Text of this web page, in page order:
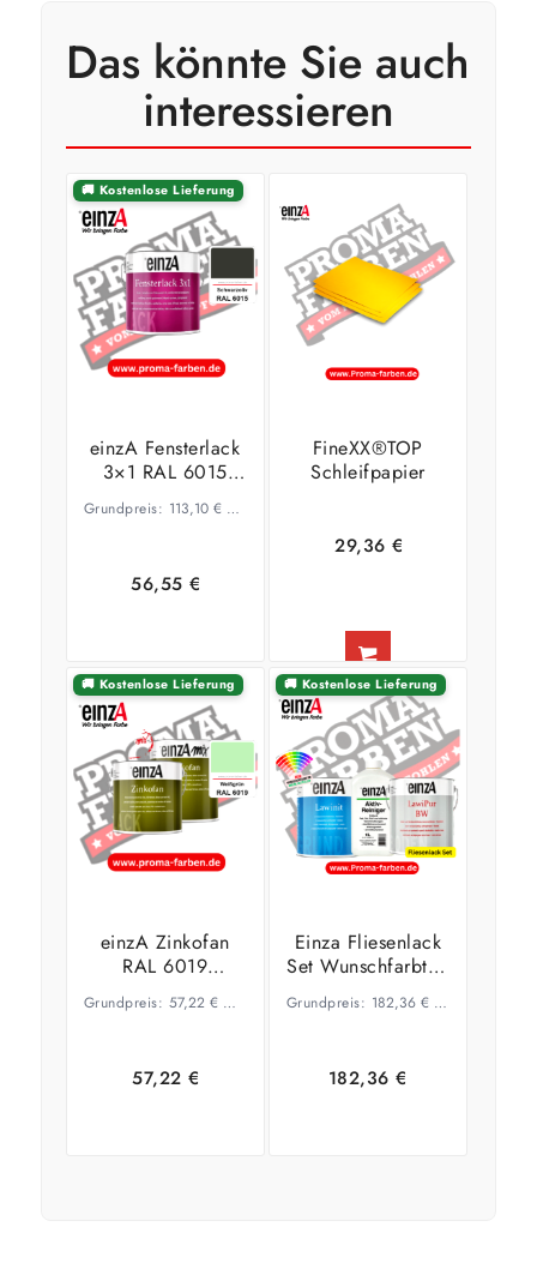
Das könnte Sie auch
interessieren
🚚 Kostenlose Lieferung
einzA Fensterlack
3×1 RAL 6015
Schwarzoliv
Grundpreis: 113,10 €–
56,55€
FineXX®TOP
Schleifpapier
29,36€
🚚 Kostenlose Lieferung
einzA Zinkofan
RAL 6019
Weißgrün
Grundpreis: 57,22 €– €/l
57,22€
🚚 Kostenlose Lieferung
Einza Fliesenlack
Set Wunschfarbton
1,00 Liter für ca.
15,00 qm
Grundpreis: 182,36 €/
182,36€